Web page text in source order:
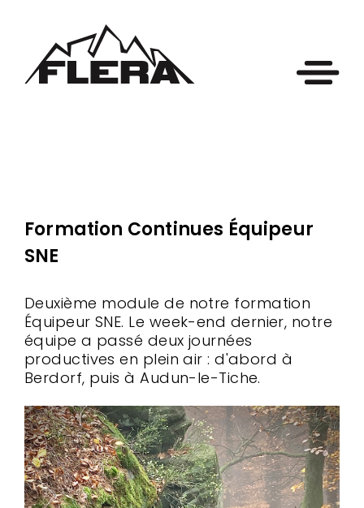
Formation Continues Équipeur
SNE
Deuxième module de notre formation
Équipeur SNE. Le week-end dernier, notre
équipe a passé deux journées
productives en plein air : d'abord à
Berdorf, puis à Audun-le-Tiche.